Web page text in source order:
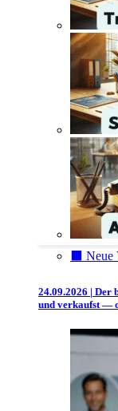
⬛️
24.09.2026 | Der
und verkaufst —